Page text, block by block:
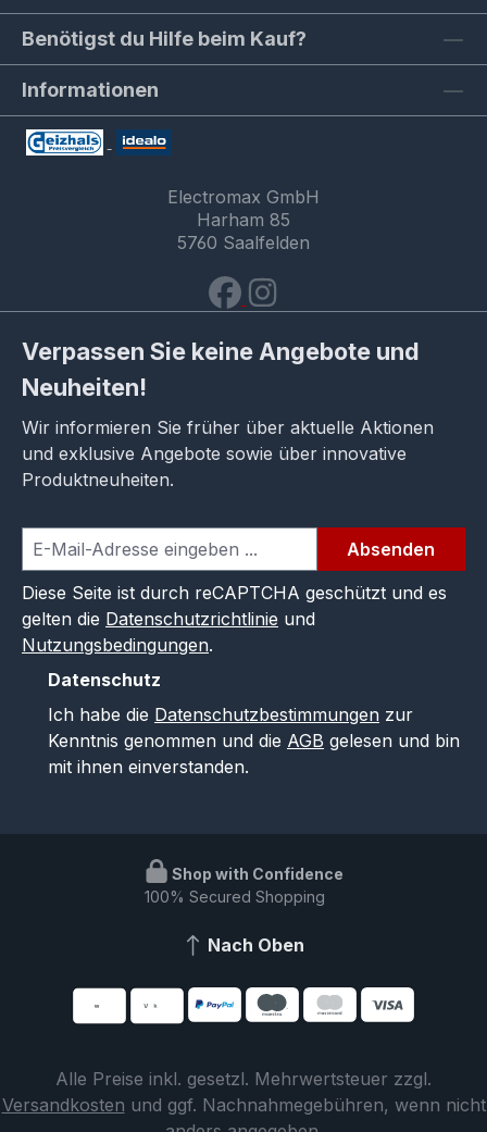
Benötigst du Hilfe beim Kauf?
Informationen
Electromax GmbH
Harham 85
5760 Saalfelden
Verpassen Sie keine Angebote und
Neuheiten!
Wir informieren Sie früher über aktuelle Aktionen
und exklusive Angebote sowie über innovative
Produktneuheiten.
Absenden
Diese Seite ist durch reCAPTCHA geschützt und es
gelten die Datenschutzrichtlinie und
Nutzungsbedingungen.
Datenschutz
Ich habe die Datenschutzbestimmungen zur
Kenntnis genommen und die AGB gelesen und bin
mit ihnen einverstanden.
Shop with Confidence
100% Secured Shopping
Nach Oben
Alle Preise inkl. gesetzl. Mehrwertsteuer zzgl.
Versandkosten und ggf. Nachnahmegebühren, wenn nicht